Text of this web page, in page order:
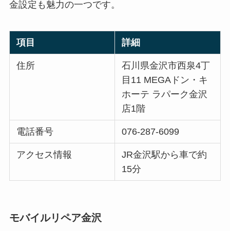
金設定も魅力の一つです。
項目 詳細
住所
石川県金沢市西泉4丁
目11 MEGAドン・キ
ホーテ ラパーク金沢
店1階
電話番号 076-287-6099
アクセス情報
JR金沢駅から車で約
15分
モバイルリペア金沢